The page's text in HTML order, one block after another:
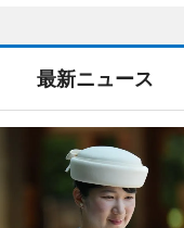
最新ニュース